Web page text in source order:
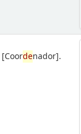
[Coordenador].